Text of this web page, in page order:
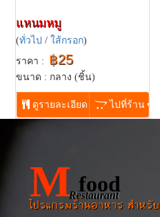
แหนมหมู
(ทั่วไป / ใส้กรอก)
ราคา : ฿25
ขนาด : กลาง (ชิ้น)
...
ดูรายละเอียด ไปที่ร้าน
M food
Restaurant
โปรแกรมร้านอาหาร สำหรับ